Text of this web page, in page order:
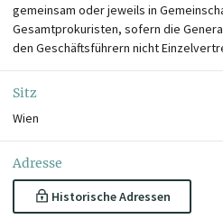
gemeinsam oder jeweils in
Gesamtprokuristen, sofern die
den Geschäftsführern nicht
Sitz
Wien
Adresse
Historische Adressen